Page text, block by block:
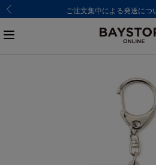
ご注文集中による発送につ